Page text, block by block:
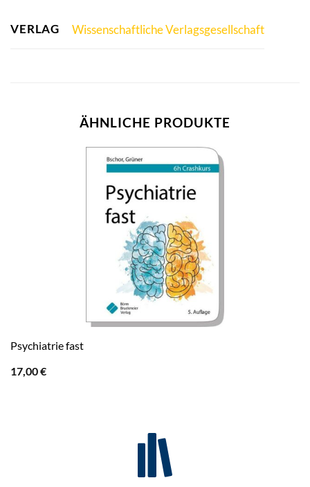
VERLAG Wissenschaftliche Verlagsgesellschaft
ÄHNLICHE PRODUKTE
Psychiatrie fast
17,00€